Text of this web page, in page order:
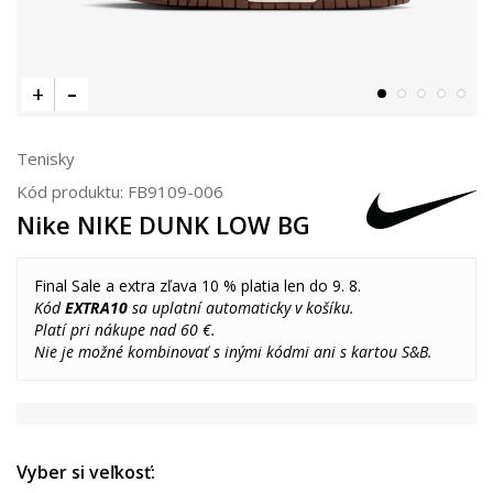
Tenisky
Kód produktu: FB9109-006
Nike NIKE DUNK LOW BG
Final Sale a extra zľava 10 % platia len do 9. 8.
KódEXTRA10 sa uplatní automaticky v košíku.
Platí pri nákupe nad 60 €.
Nie je možné kombinovať s inými kódmi ani s kartou S&B.
Vyber si veľkosť: